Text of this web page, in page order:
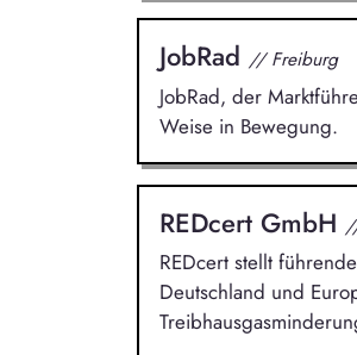
JobRad // Freiburg
JobRad, der
Weise in Bewegung.
REDcert GmbH
REDcert stellt
Deutschland und